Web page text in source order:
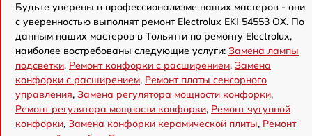
Будьте уверены в профессионализме наших мастеров - они
с уверенностью выполнят ремонт Electrolux EKI 54553 OX. По
данным наших мастеров в Тольятти по ремонту Electrolux,
наиболее востребованы следующие услуги: Замена лампы
подсветки, Ремонт конфорки с расширением, Замена
конфорки с расширением, Ремонт платы сенсорного
управления, Замена регулятора мощности конфорки,
Ремонт регулятора мощности конфорки, Ремонт чугунной
конфорки, Замена конфорки керамической плиты, Ремонт